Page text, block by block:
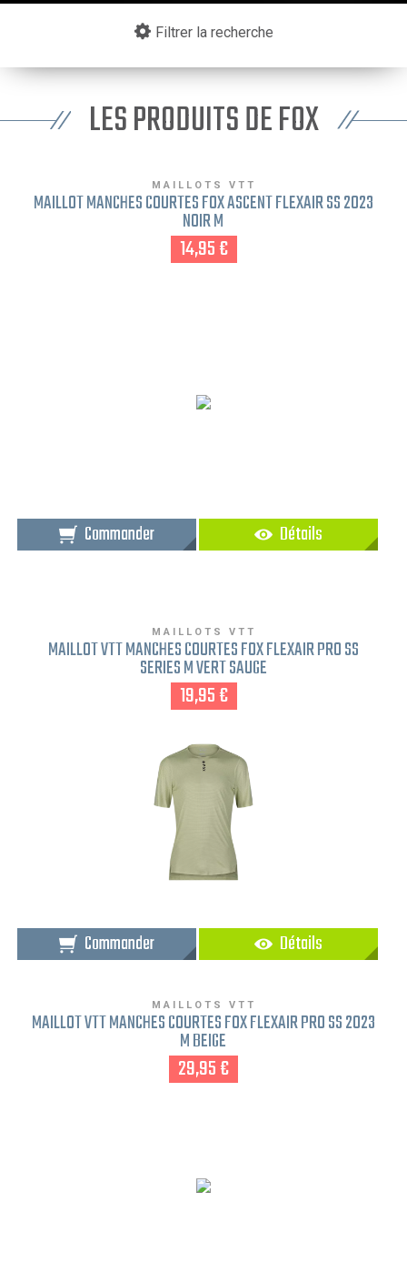
Filtrer la recherche
LES PRODUITS DE FOX
MAILLOTS VTT
MAILLOT MANCHES COURTES FOX ASCENT FLEXAIR SS 2023
NOIR M
14,95 €
Commander Détails
MAILLOTS VTT
MAILLOT VTT MANCHES COURTES FOX FLEXAIR PRO SS
SERIES M VERT SAUGE
19,95 €
Commander Détails
MAILLOTS VTT
MAILLOT VTT MANCHES COURTES FOX FLEXAIR PRO SS 2023
M BEIGE
29,95 €